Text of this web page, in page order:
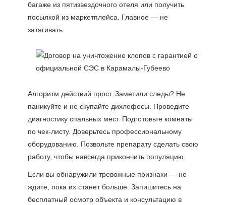
багаже из пятизвездочного отеля или получить
посылкой из маркетплейса. Главное — не
затягивать.
Алгоритм действий прост. Заметили следы? Не
паникуйте и не скупайте дихлофосы. Проведите
диагностику спальных мест. Подготовьте комнаты
по чек-листу. Доверьтесь профессиональному
оборудованию. Позвольте препарату сделать свою
работу, чтобы навсегда прикончить популяцию.
Если вы обнаружили тревожные признаки — не
ждите, пока их станет больше. Запишитесь на
бесплатный осмотр объекта и консультацию в